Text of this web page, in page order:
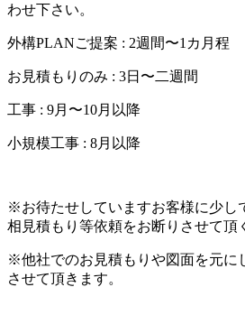
わせ下さい。
外構PLANご提案 : 2週間〜1カ月程
お見積もりのみ : 3日〜二週間
工事 : 9月〜10月以降
小規模工事 : 8月以降
※お待たせしていますお客様に少し
相見積もり等依頼をお断りさせて頂
※他社でのお見積もりや図面を元に
させて頂きます。